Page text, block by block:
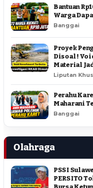
Bantuan
Warga
Banggai
Proyek
Disoal !
Material
Liputan
Perahu
Maharani
Banggai
Olahraga
PSSI
PERSITO